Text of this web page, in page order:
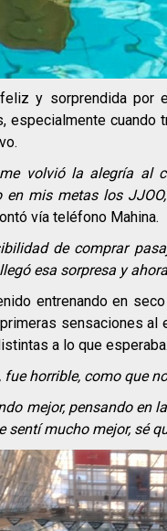
y sorprendida por
especialmente cuando
volvió la alegría al
en mis metas los
vía teléfono Mahina.
de comprar
esa sorpresa y
entrenando en
sensaciones al
a lo que esperaba.
horrible, como que
mejor, pensando en
mucho mejor, sé